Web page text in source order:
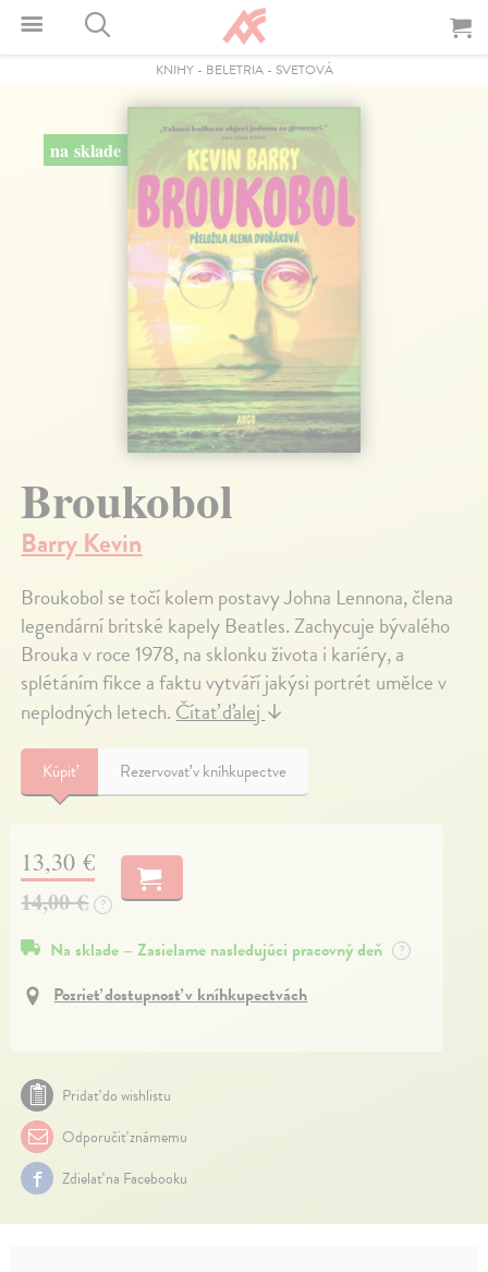
KNIHY- BELETRIA- SVETOVÁ
na sklade
Broukobol
Barry Kevin
Broukobol se točí kolem postavy Johna Lennona, člena
legendární britské kapely Beatles. Zachycuje bývalého
Brouka v roce 1978, na sklonku života i kariéry, a
splétáním fikce a faktu vytváří jakýsi portrét umělce v
neplodných letech.Čítať ďalej↓
Kúpiť Rezervovať v kníhkupectve
13,30 €
14,00 € ?
Na sklade – Zasielame nasledujúci pracovný deň ?
Pozrieť dostupnosť v kníhkupectvách
Pridať do wishlistu
Odporučiť známemu
Zdielať na Facebooku